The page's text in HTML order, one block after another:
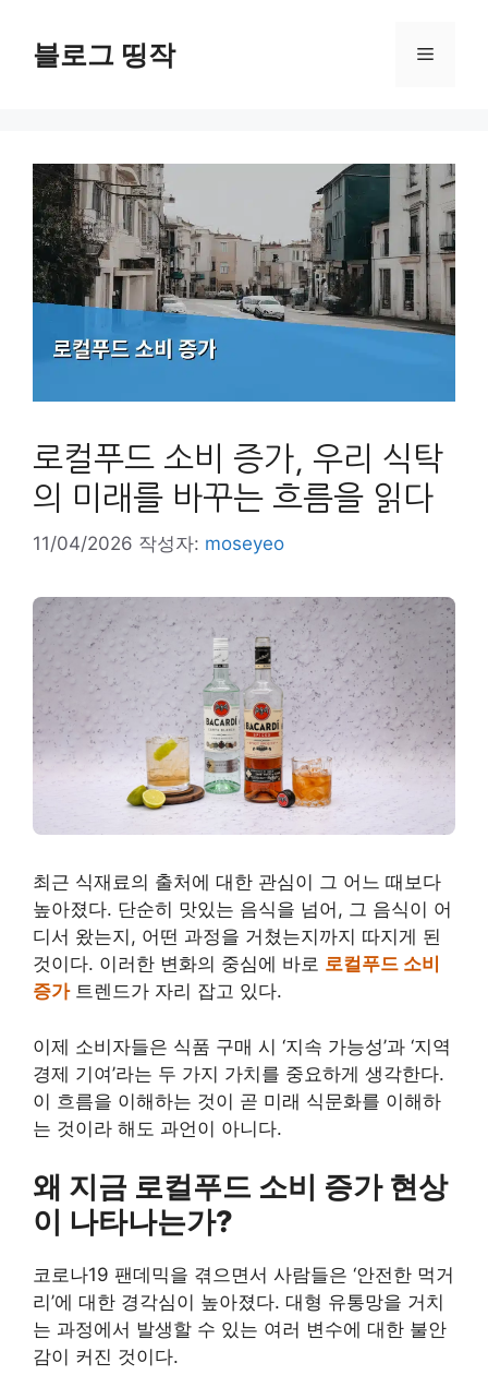
블로그 띵작 메
로컬푸드 소비 증가, 우리 식탁
의 미래를 바꾸는 흐름을 읽다
11/04/2026 작성자: moseyeo
최근 식재료의 출처에 대한 관심이 그 어느 때보다
높아졌다. 단순히 맛있는 음식을 넘어, 그 음식이 어
디서 왔는지, 어떤 과정을 거쳤는지까지 따지게 된
것이다. 이러한 변화의 중심에 바로 로컬푸드 소비
증가트렌드가 자리 잡고 있다.
이제 소비자들은 식품 구매 시 ‘지속 가능성’과 ‘지역
경제 기여’라는 두 가지 가치를 중요하게 생각한다.
이 흐름을 이해하는 것이 곧 미래 식문화를 이해하
는 것이라 해도 과언이 아니다.
왜 지금 로컬푸드 소비 증가 현상
이 나타나는가?
코로나19 팬데믹을 겪으면서 사람들은 ‘안전한 먹거
리’에 대한 경각심이 높아졌다. 대형 유통망을 거치
는 과정에서 발생할 수 있는 여러 변수에 대한 불안
감이 커진 것이다.